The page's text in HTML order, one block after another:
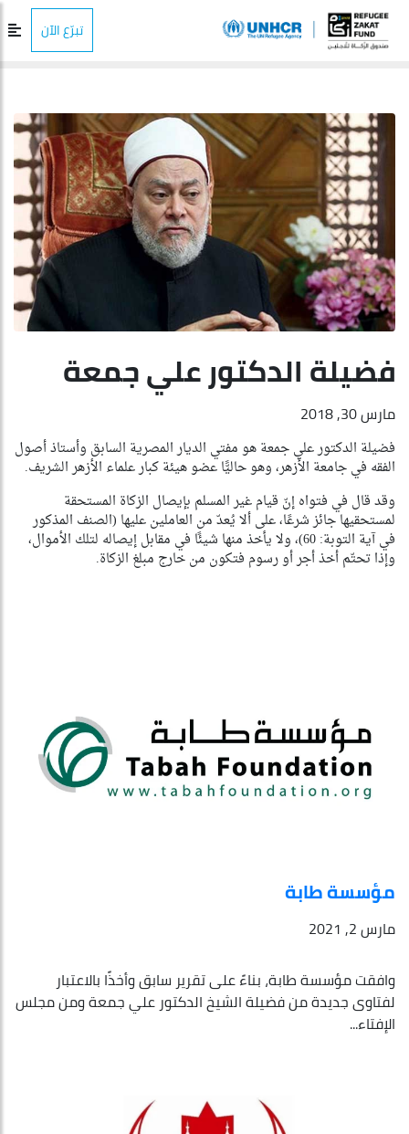
تبرّع الآن
فضيلة الدكتور علي جمعة
مارس 30, 2018
فضيلة الدكتور علي جمعة هو مفتي الديار المصرية السابق وأستاذ أصول
الفقه في جامعة الأزهر، وهو حاليًّا عضو هيئة كبار علماء الأزهر الشريف.
وقد قال في فتواه إنّ قيام غير المسلم بإيصال الزكاة المستحقة
لمستحقيها جائز شرعًا، على ألا يُعدّ من العاملين عليها (الصنف المذكور
في آية التوبة: 60)، ولا يأخذ منها شيئًا في مقابل إيصاله لتلك الأموال،
وإذا تحتّم أخذ أجر أو رسوم فتكون من خارج مبلغ الزكاة.
مؤسسة طابة
مارس 2, 2021
وافقت مؤسسة طابة، بناءً على تقرير سابق وأخذًا بالاعتبار
لفتاوى جديدة من فضيلة الشيخ الدكتور علي جمعة ومن مجلس
الإفتاء...